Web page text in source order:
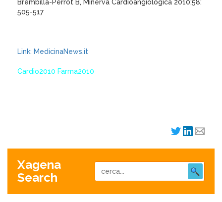
Brembilla-Perrot B, Minerva Cardioangiologica 2010;58:
505-517
Link: MedicinaNews.it
Cardio2010 Farma2010
Xagena
Search